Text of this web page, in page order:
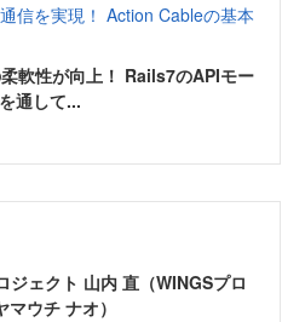
信を実現！ Action Cableの基本
軟性が向上！ Rails7のAPIモー
通して...
ジェクト 山内 直（WINGSプロ
マウチ ナオ）